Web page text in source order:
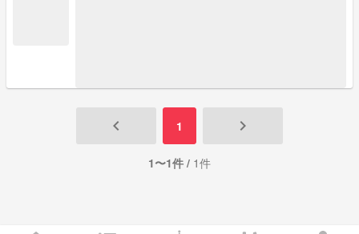
keyboard_arrow_left 1 keyboard_arrow_right
1〜1件 / 1件